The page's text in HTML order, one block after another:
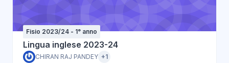
Fisio 2023/24 - 1° anno
Lingua inglese 2023-24
CHIRAN RAJ PANDEY +1